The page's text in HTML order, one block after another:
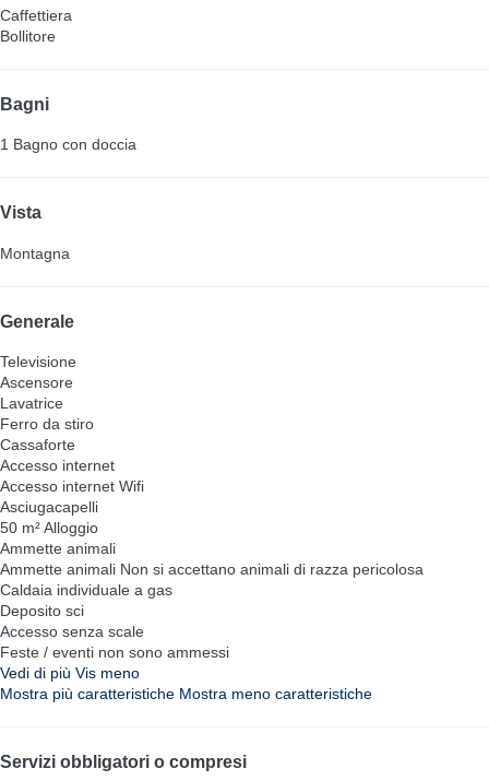
Caffettiera
Bollitore
Bagni
1 Bagno con doccia
Vista
Montagna
Generale
Televisione
Ascensore
Lavatrice
Ferro da stiro
Cassaforte
Accesso internet
Accesso internet Wifi
Asciugacapelli
50 m² Alloggio
Ammette animali
Ammette animali Non si accettano animali di razza pericolosa
Caldaia individuale a gas
Deposito sci
Accesso senza scale
Feste / eventi non sono ammessi
Vedi di più Vis meno
Mostra più caratteristiche Mostra meno caratteristiche
Servizi obbligatori o compresi